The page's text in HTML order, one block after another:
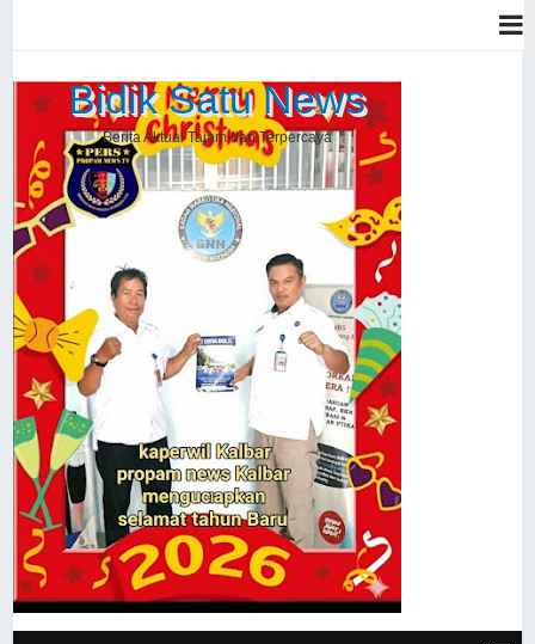
Bidik Satu News
Berita Aktual Tajam dan Terpercaya